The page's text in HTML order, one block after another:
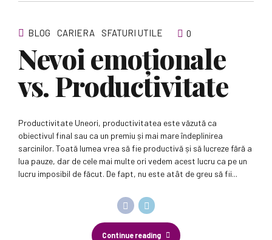
BLOG CARIERA SFATURI UTILE 0
Nevoi emoționale
vs. Productivitate
Productivitate Uneori, productivitatea este văzută ca
obiectivul final sau ca un premiu și mai mare îndeplinirea
sarcinilor. Toată lumea vrea să fie productivă și să lucreze fără a
lua pauze, dar de cele mai multe ori vedem acest lucru ca pe un
lucru imposibil de făcut. De fapt, nu este atât de greu să fii...
Continue reading